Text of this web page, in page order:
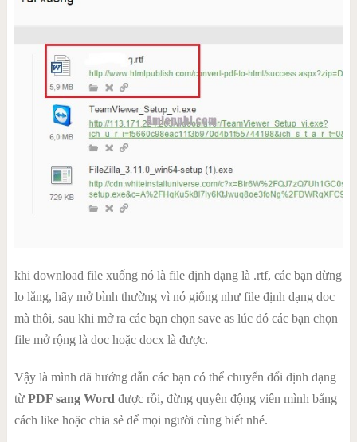
khi download file xuống nó là file định dạng là .rtf, các bạn đừng
lo lắng, hãy mở bình thường vì nó giống như file định dạng doc
mà thôi, sau khi mở ra các bạn chọn save as lúc đó các bạn chọn
file mở rộng là doc hoặc docx là được.
Vậy là mình đã hướng dẫn các bạn có thể chuyển đổi định dạng
từ PDF sang Word được rồi, đừng quyên động viên mình bằng
cách like hoặc chia sẻ để mọi người cùng biết nhé.